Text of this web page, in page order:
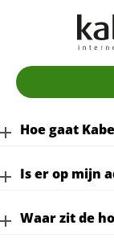
Hoe gaat
Is er op mijn
Waar zit de